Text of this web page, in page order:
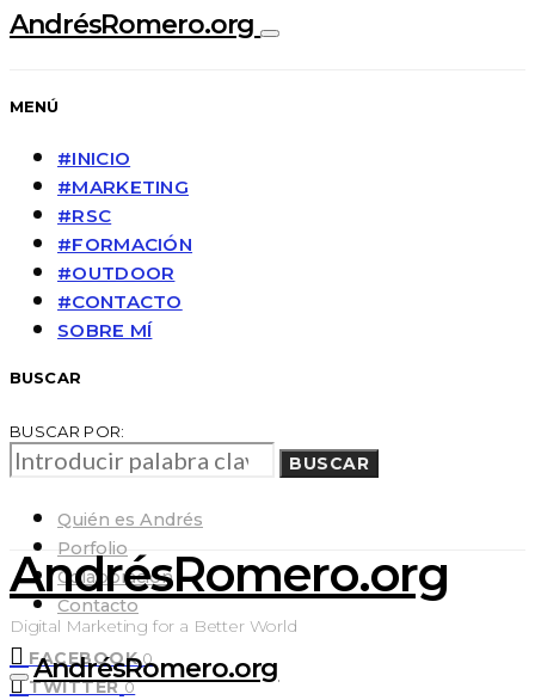
AndrésRomero.org
MENÚ
#INICIO
#MARKETING
#RSC
#FORMACIÓN
#OUTDOOR
#CONTACTO
SOBRE MÍ
BUSCAR
BUSCAR POR:
BUSCAR
Quién es Andrés
Porfolio
Colaboración
Contacto
FACEBOOK 0
TWITTER 0
AndrésRomero.org
Digital Marketing for a Better World
AndrésRomero.org